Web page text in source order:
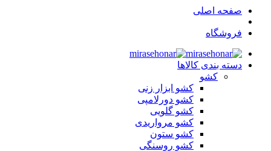
صفحه اصلی
فروشگاه
دسته بندی کالاها
کشو
کشو ابزار زنی
کشو دورلامپی
کشو گلویی
کشو مرواریدی
کشو ستون
کشو روسنگی